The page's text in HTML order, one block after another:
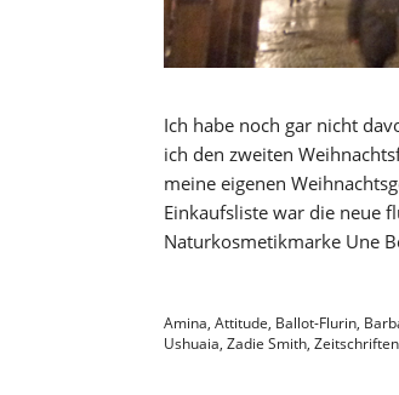
Ich habe noch gar nicht
ich den zweiten
meine eigenen
Einkaufsliste war die neue
Naturkosmetikmarke Une
Amina, Attitude, Ballot-Flurin,
Ushuaia, Zadie Smith, Zeitschriften